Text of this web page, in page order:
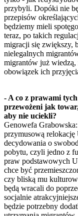
przybyli. Dopóki nie
przepisów
będziemy mieli
teraz, po takich
migracji się zwiększy,
nielegalnych
migrantów już wiedzą,
obowiązek ich
- A co z prawami
przewożeni jak
aby nie uciekli?
Genowefa
przymusową relokację
decydowania o
pobytu, czyli jedno z
praw podstawowych
chce być
czy bliską mu
będą wracali do
socjalnie
będzie potrzebny